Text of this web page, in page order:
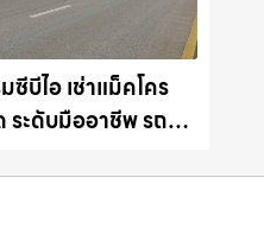
บีไอ เช่าแม็คโคร
ระดับมืออาชีพ รถ